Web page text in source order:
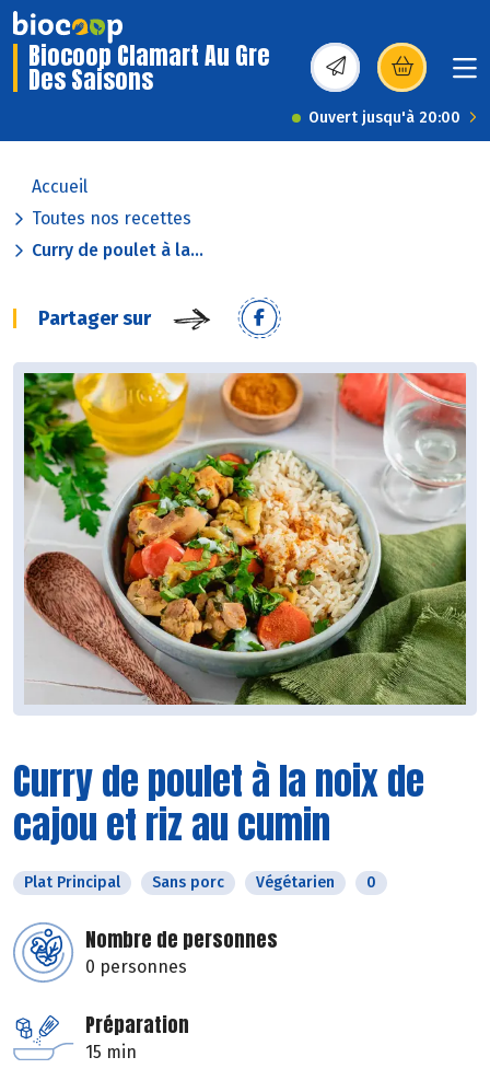
Biocoop Clamart Au Gre
Des Saisons (s’ouvre dans une
Ouvert jusqu'à 20:00
Accueil
Toutes nos recettes
Curry de poulet à la...
Partager sur
Curry de poulet à la noix de
cajou et riz au cumin
Plat Principal Sans porc Végétarien 0
Nombre de personnes
0 personnes
Préparation
15 min